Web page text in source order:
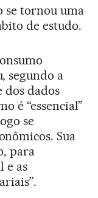
se tornou uma
de estudo.
segundo a
dos dados
é “essencial”
se
Sua
para
e as